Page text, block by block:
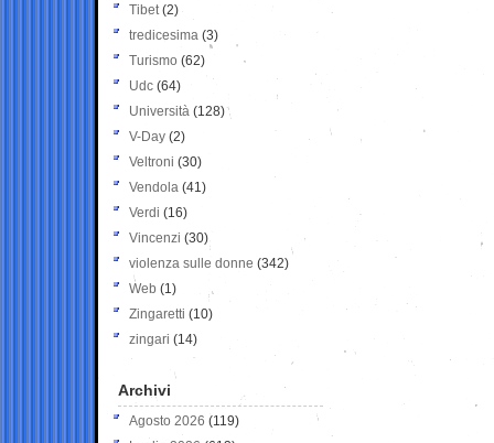
Tibet(2)
tredicesima (3)
Turismo (62)
Udc (64)
Università (128)
V-Day (2)
Veltroni (30)
Vendola (41)
Verdi (16)
Vincenzi (30)
violenza sulle donne (342)
Web (1)
Zingaretti (10)
zingari (14)
Archivi
Agosto 2026 (119)